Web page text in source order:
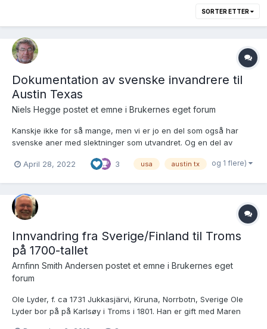
SORTER ETTER
Dokumentation av svenske invandrere til
Austin Texas
Niels Hegge postet et emne i Brukernes eget forum
Kanskje ikke for så mange, men vi er jo en del som også har
svenske aner med slektninger som utvandret. Og en del av
lenken til en side jeg fikk Resources for Swedish Cultural History
April 28, 2022 3 usa austin tx og 1 flere)
Innvandring fra Sverige/Finland til Troms
på 1700-tallet
Arnfinn Smith Andersen postet et emne i Brukernes eget
forum
Ole Lyder, f. ca 1731 Jukkasjärvi, Kiruna, Norrbotn, Sverige Ole
Lyder bor på på Karlsøy i Troms i 1801. Han er gift med Maren